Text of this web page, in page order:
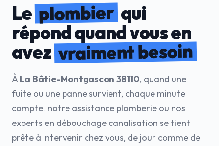
Leplombierqui
répond quand vous en
avezvraiment besoin
ÀLa Bâtie-Montgascon 38110, quand une
fuite ou une panne survient, chaque minute
compte. notre assistance plomberie ou nos
experts en débouchage canalisation se tient
prête à intervenir chez vous, de jour comme de